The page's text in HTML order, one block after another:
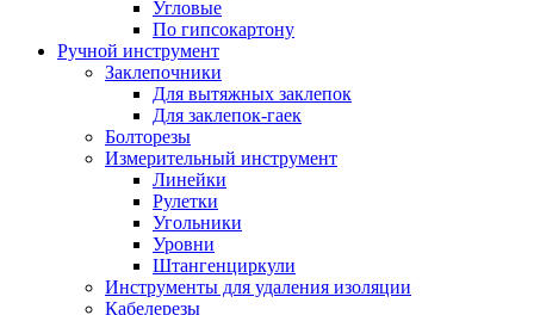
Угловые
По гипсокартону
Ручной инструмент
Заклепочники
Для вытяжных заклепок
Для заклепок-гаек
Болторезы
Измерительный инструмент
Линейки
Рулетки
Угольники
Уровни
Штангенциркули
Инструменты для удаления изоляции
Кабелерезы